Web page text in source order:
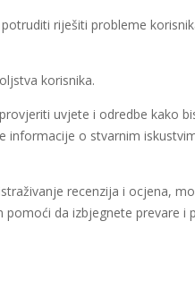
riješiti probleme
korisnika.
uvjete i odredbe kako
informacije o stvarnim
recenzija i ocjena,
da izbjegnete prevare i